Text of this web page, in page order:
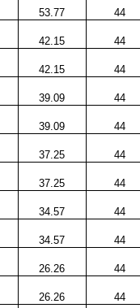
53.77 44
42.15 44
42.15 44
39.09 44
39.09 44
37.25 44
37.25 44
34.57 44
34.57 44
26.26 44
26.26 44